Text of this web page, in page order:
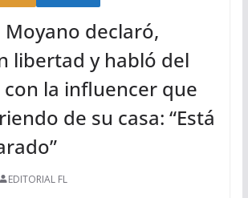
Moyano declaró,
libertad y habló del
la influencer que
de su casa: “Está
EDITORIAL FL